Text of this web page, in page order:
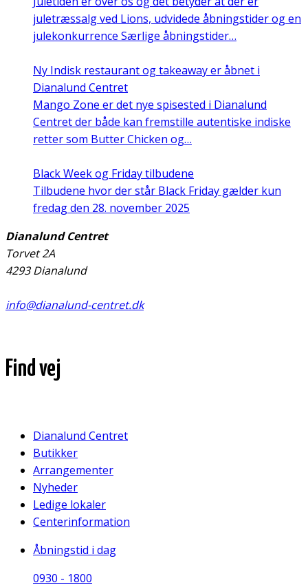
juletræssalg ved Lions, udvidede åbningstider og en
julekonkurrence Særlige åbningstider…
Ny Indisk restaurant og takeaway er åbnet i
Dianalund Centret
Mango Zone er det nye spisested i Dianalund
Centret der både kan fremstille autentiske indiske
retter som Butter Chicken og…
Black Week og Friday tilbudene
Tilbudene hvor der står Black Friday gælder kun
fredag den 28. november 2025
Dianalund Centret
Torvet 2A
4293 Dianalund
info@dianalund-centret.dk
Find vej
Dianalund Centret
Butikker
Arrangementer
Nyheder
Ledige lokaler
Centerinformation
Åbningstid i dag
0930 - 1800